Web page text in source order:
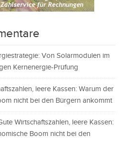
Von Solarmodulen im
Kernenergie-Prüfung
leere Kassen: Warum der
nicht bei den Bürgern ankommt
Wirtschaftszahlen, leere Kassen:
Boom nicht bei den